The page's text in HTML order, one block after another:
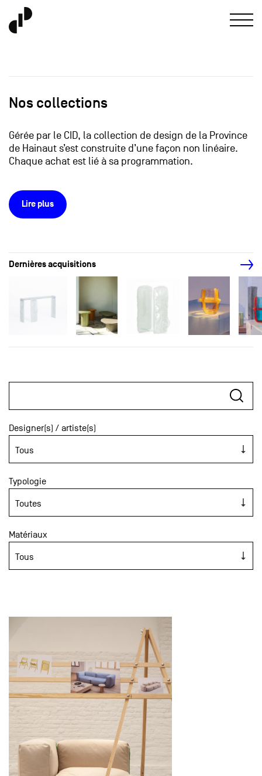
Nos collections
Gérée par le CID, la collection de design de la Province
de Hainaut s’est construite d’une façon non linéaire.
Chaque achat est lié à sa programmation.
Lire plus
Dernières acquisitions
Designer(s) / artiste(s)
Typologie
Matériaux